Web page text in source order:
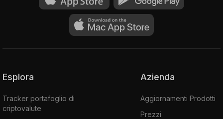
Esplora
Tracker portafoglio di
criptovalute
Azienda
Aggiornamenti Prodotti
Prezzi